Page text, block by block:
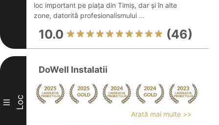
loc important pe piața din Timiș, dar și în alte
zone, datorită profesionalismului ...
10.0 (46)
III Loc
DoWell Instalatii
Arată mai multe >>